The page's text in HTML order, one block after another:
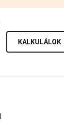
KALKULÁLOK